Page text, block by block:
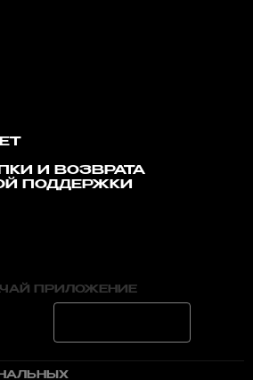
И ВОЗВРАТА
ПОДДЕРЖКИ
ПРИЛОЖЕНИЕ